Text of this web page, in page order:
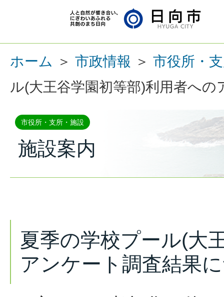
ホーム ＞ 市政情報 ＞ 市役所・
ル(大王谷学園初等部)利用者へ
市役所・支所・施設
施設案内
夏季の学校プール(大
アンケート調査結果